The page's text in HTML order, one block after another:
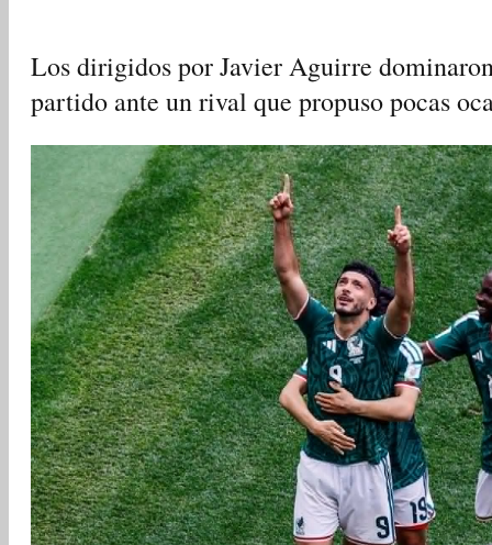
Los dirigidos por Javier Aguirre
partido ante un rival que propuso pocas